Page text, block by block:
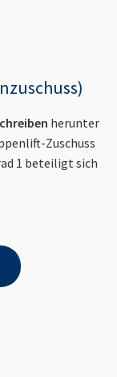
herunter
Zuschuss
1 beteiligt sich